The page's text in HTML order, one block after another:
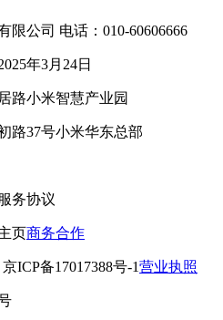
限公司 电话：010-60606666
年3月24日
路小米智慧产业园
路37号小米华东总部
务协议
页商务合作
京ICP备17017388号-1营业执照